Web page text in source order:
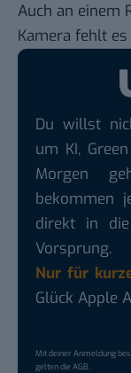
Auch an einem
Kamera fehlt
Du willst
um KI,
Morgen
bekommen
direkt in
Vorsprung.
Nur für
Glück Apple
Mit deiner Anmeldung
gelten dieAGB.